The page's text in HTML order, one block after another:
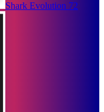
Shark Evolution 72